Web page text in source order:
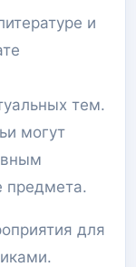
и
тем.
могут
предмета.
для